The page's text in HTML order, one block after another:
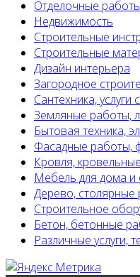
Отделочные работы
Недвижимость
Строительные
Строительные
Дизайн интерьера
Загородное
Сантехника, услуги
Земляные работы,
Бытовая техника,
Фасадные работы,
Кровля,
Мебель для дома и
Дерево, столярные
Строительное
Бетон, бетонные
Различные услуги,